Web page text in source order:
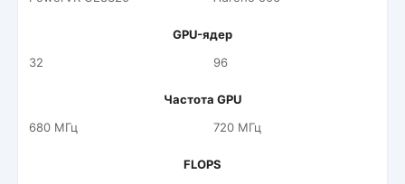
GPU-ядер
32
96
Частота GPU
680 МГц
720 МГц
FLOPS